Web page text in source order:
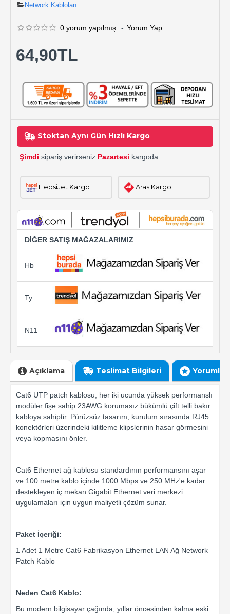
Network Kabloları
0 yorum yapılmış. - Yorum Yap
64,90TL
Stoktan Aynı Gün Hızlı Kargo
Şimdi sipariş verirseniz Pazartesi kargoda.
HepsiJet Kargo Aras Kargo
DİĞER SATIŞ MAĞAZALARIMIZ
Hb
Ty
N11
Açıklama Teslimat Bilgileri Yorumlar
Cat6 UTP patch kablosu, her iki ucunda yüksek performanslı
modüler fişe sahip 23AWG korumasız bükümlü çift telli bakır
kabloya sahiptir. Pürüzsüz tasarım, kurulum sırasında RJ45
konektörleri üzerindeki kilitleme klipslerinin hasar görmesini
veya kopmasını önler.
Cat6 Ethernet ağ kablosu standardının performansını aşar
ve 100 metre kablo içinde 1000 Mbps ve 250 MHz'e kadar
destekleyen iç mekan Gigabit Ethernet veri merkezi
uygulamaları için uygun maliyetli çözüm sunar.
Paket İçeriği:
1 Adet 1 Metre Cat6 Fabrikasyon Ethernet LAN Ağ Network
Patch Kablo
Neden Cat6 Kablo:
Bu modern bilgisayar çağında, yıllar öncesinden kalma eski